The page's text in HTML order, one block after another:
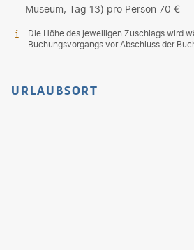
Museum, Tag 13) pro Person 70 €
Die Höhe des jeweiligen Zuschlags wird
Buchungsvorgangs vor Abschluss der
URLAUBSORT